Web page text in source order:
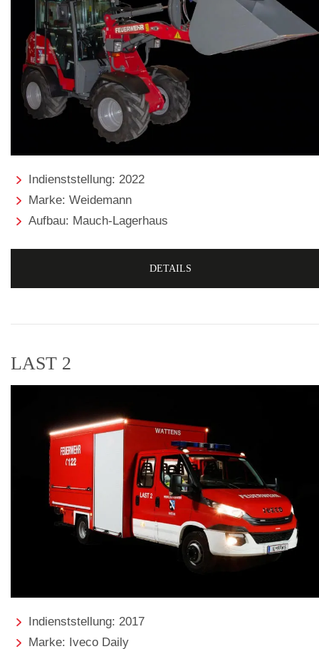
Indienststellung: 2022
Marke: Weidemann
Aufbau: Mauch-Lagerhaus
DETAILS
LAST 2
Indienststellung: 2017
Marke: Iveco Daily